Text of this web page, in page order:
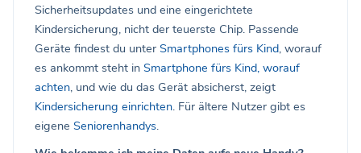
Sicherheitsupdates und eine eingerichtete
Kindersicherung, nicht der teuerste Chip. Passende
Geräte findest du unter Smartphones fürs Kind, worauf
es ankommt steht in Smartphone fürs Kind, worauf
achten, und wie du das Gerät absicherst, zeigt
Kindersicherung einrichten. Für ältere Nutzer gibt es
eigene Seniorenhandys.